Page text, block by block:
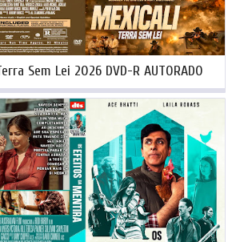
Sem Lei 2026 DVD-R AUTORADO